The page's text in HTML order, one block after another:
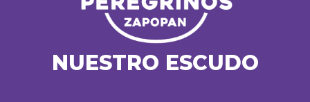
NUESTRO ESCUDO